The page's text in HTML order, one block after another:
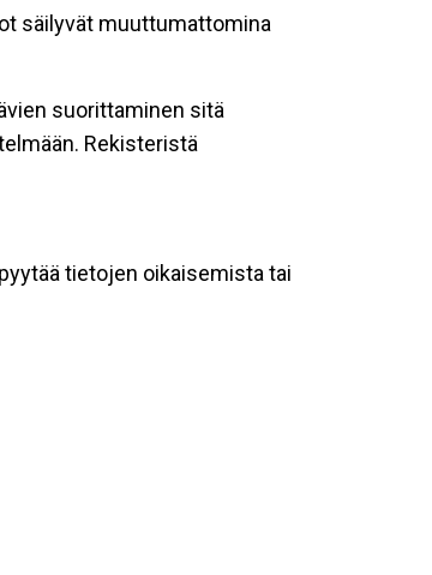
säilyvät muuttumattomina
suorittaminen sitä
Rekisteristä
tietojen oikaisemista tai